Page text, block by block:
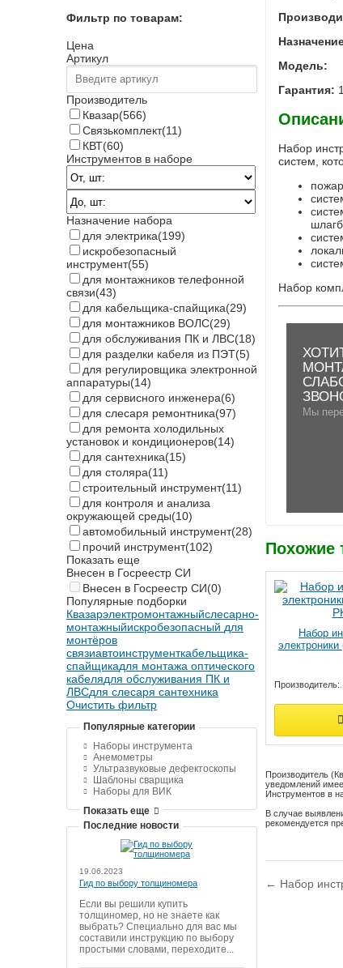
Фильтр по товарам:
Цена
Артикул
Производитель
Квазар(566)
Связькомплект(11)
КВТ(60)
Инструментов в наборе
Назначение набора
для электрика(199)
искробезопасный
инструмент(55)
для монтажников телефонной
связи(43)
для кабельщика-спайщика(29)
для монтажников ВОЛС(29)
для обслуживания ПК и ЛВС(18)
для разделки кабеля из ПЭТ(5)
для регулировщика электронной
аппаратуры(14)
для сервисного инженера(6)
для слесаря ремонтника(97)
для ремонта холодильных
установок и кондиционеров(14)
для сантехника(15)
для столяра(11)
строительный инструмент(11)
для контроля и анализа
окружающей среды(10)
автомобильный инструмент(28)
прочий инструмент(102)
Показать еще
Внесен в Госреестр СИ
Внесен в Госреестр СИ(0)
Популярные подборки
Квазарэлектромонтажныйслесарно-
монтажныйискробезопасный для
монтёров
связиавтоинструменткабельщика-
спайщикадля монтажа оптического
кабелядля обслуживания ПК и
ЛВСдля слесаря сантехника
Очистить фильтр
Популярные категории
Наборы инструмента
Анемометры
Ультразвуковые дефектоскопы
Шаблоны сварщика
Наборы для ВИК
Показать еще
Последние новости
19.06.2023
Гид по выбору толщиномера
Если вы решили купить
толщиномер, но не знаете как
выбрать? Специально для вас мы
составили инструкцию по выбору
простыми словами, переходите...
Модель:
Гарантия:
Набор
систем,
Набор
Мы
Похожие
Набор
Производитель:
Производитель
уведомлений
Инструментов в
В случае
рекомендуется
← Набор